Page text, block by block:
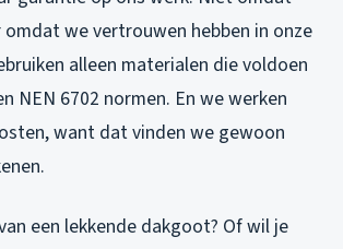
we vertrouwen hebben in onze
alleen materialen die voldoen
NEN 6702 normen. En we werken
want dat vinden we gewoon
een lekkende dakgoot? Of wil je